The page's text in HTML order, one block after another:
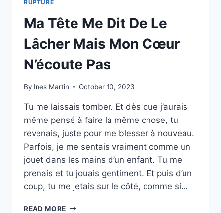
RUPTURE
Ma Tête Me Dit De Le
Lâcher Mais Mon Cœur
N’écoute Pas
By Ines Martin October 10, 2023
Tu me laissais tomber. Et dès que j’aurais
même pensé à faire la même chose, tu
revenais, juste pour me blesser à nouveau.
Parfois, je me sentais vraiment comme un
jouet dans les mains d’un enfant. Tu me
prenais et tu jouais gentiment. Et puis d’un
coup, tu me jetais sur le côté, comme si…
READ MORE MA